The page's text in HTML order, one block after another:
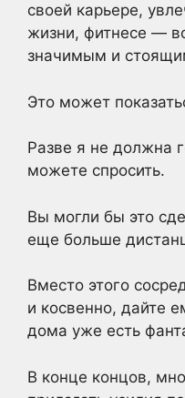
своей карьере,
жизни, фитнесе —
значимым и
Это может
Разве я не должна
можете спросить.
Вы могли бы это
еще больше
Вместо этого
и косвенно, дайте
дома уже есть
В конце концов,